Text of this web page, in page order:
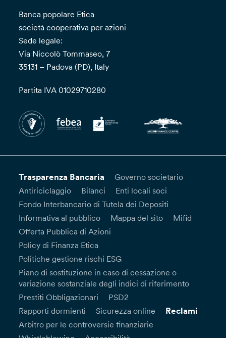
Banca popolare Etica
società cooperativa per azioni
Sede legale:
Via Niccolò Tommaseo, 7
35131 – Padova (PD), Italy
Partita IVA 01029710280
Trasparenza Bancaria
Governo societario
Antiriciclaggio
Bilanci
Enti locali soci
Fondo Interbancario di Tutela dei Depositi
Informativa al pubblico
Mappa del sito
Mifid
Offerta Pubblica di Azioni
Policy di Finanza Etica
Politiche gestione rischi ESG
Piano di sostituzione in caso di cessazione o
variazione sostanziale degli indici di riferimento
Prestiti Obbligazionari
PSD2
Rapporti dormienti
Sicurezza online Reclami
Arbitro per le controversie finanziarie